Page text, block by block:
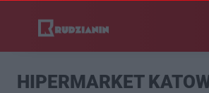
HIPERMARKET